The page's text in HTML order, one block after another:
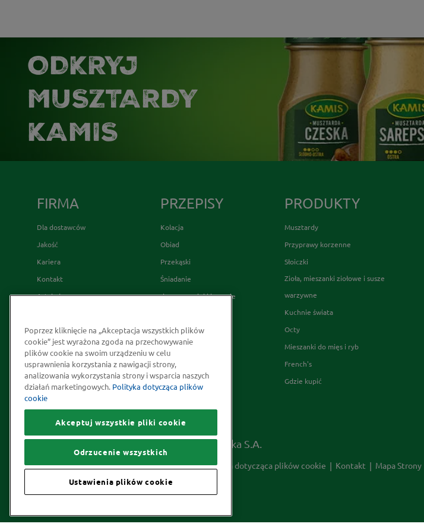
ODKRYJ
MUSZTARDY
KAMIS
FIRMA
Dla dostawców
Jakość
Kariera
Kontakt
Artykuły
Skąd bierzemy nasze przyprawy
Strategia Podatkowa
Społeczna odpowiedzialność
Kakao odpowiedzialnie
pozyskiwane
PRZEPISY
Kolacja
Obiad
Przekąski
Śniadanie
desery wypieki i napoje
PRODUKTY
Musztardy
Przyprawy korzenne
Słoiczki
Zioła, mieszanki ziołowe i susze
warzywne
Kuchnie świata
Octy
Mieszanki do mięs i ryb
French's
Gdzie kupić
Prawa autorskie © 2026 McCormick Polska S.A.
Informacje na temat ochrony prywatności Polityka dotycząca plików cookie Kontakt Mapa Strony
Poprzez kliknięcie na „Akceptacja wszystkich plików
cookie” jest wyrażona zgoda na przechowywanie
plików cookie na swoim urządzeniu w celu
usprawnienia korzystania z nawigacji strony,
analizowania wykorzystania strony i wsparcia naszych
działań marketingowych. Polityka dotycząca plików
cookie
Akceptuj wszystkie pliki cookie
Odrzucenie wszystkich
Ustawienia plików cookie